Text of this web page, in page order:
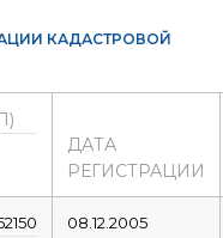
КАДАСТРОВОЙ
ДАТА
РЕГИСТРАЦИИ
08.12.2005